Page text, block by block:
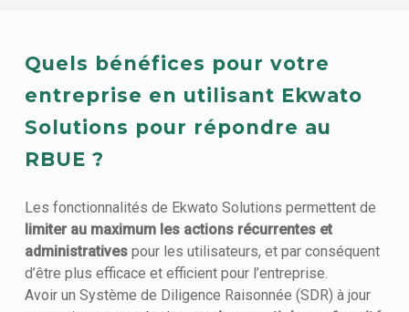
Quels bénéfices pour votre
entreprise en utilisant Ekwato
Solutions pour répondre au
RBUE ?
Les fonctionnalités de Ekwato Solutions permettent de
limiter au maximum les actions récurrentes et
administrativespour les utilisateurs, et par conséquent
d’être plus efficace et efficient pour l’entreprise.
Avoir un Système de Diligence Raisonnée (SDR) à jour